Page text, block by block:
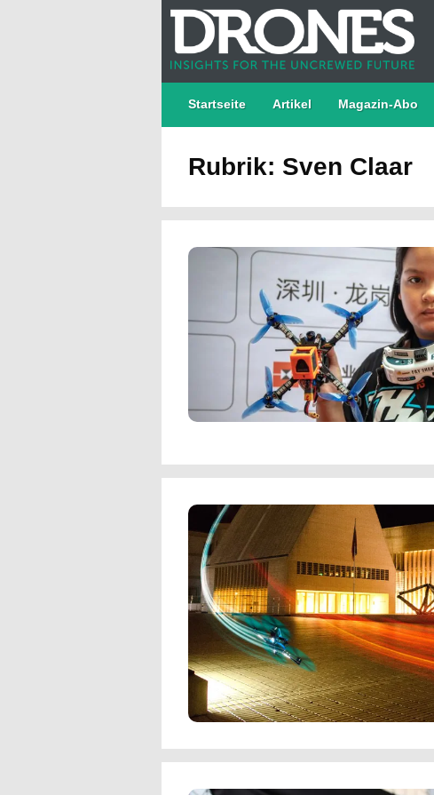
Startseite Artikel Magazin-Abo
Rubrik: Sven Claar